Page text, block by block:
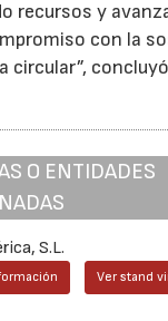
recursos y
con la
circular”,
O ENTIDADES
S.L.
Ver stand